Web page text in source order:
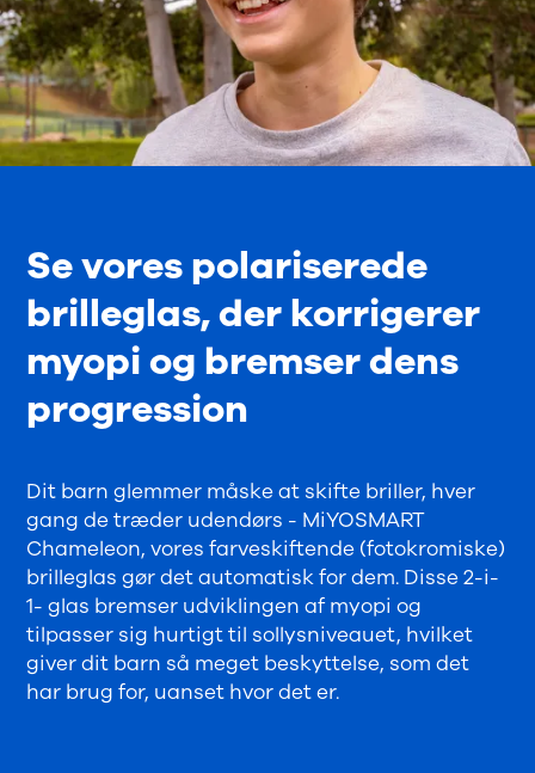
Se vores polariserede
brilleglas, der korrigerer
myopi og bremser dens
progression
Dit barn glemmer måske at skifte briller, hver
gang de træder udendørs - MiYOSMART
Chameleon, vores farveskiftende (fotokromiske)
brilleglas gør det automatisk for dem. Disse 2-i-
1- glas bremser udviklingen af myopi og
tilpasser sig hurtigt til sollysniveauet, hvilket
giver dit barn så meget beskyttelse, som det
har brug for, uanset hvor det er.